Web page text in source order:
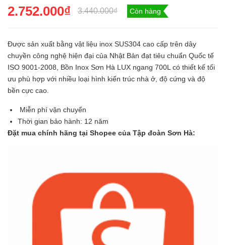
2.752.000₫ 3.440.000₫ Còn hàng
Được sản xuất bằng vật liệu inox SUS304 cao cấp trên dây
chuyền công nghệ hiện đại của Nhật Bản đạt tiêu chuẩn Quốc tế
ISO 9001-2008, Bồn Inox Sơn Hà LUX ngang 700L có thiết kế tối
ưu phù hợp với nhiều loại hình kiến trúc nhà ở, độ cứng và độ
bền cực cao.
Miễn phí vận chuyển
Thời gian bảo hành: 12 năm
Đặt mua chính hãng tại Shopee của Tập đoàn Sơn Hà: